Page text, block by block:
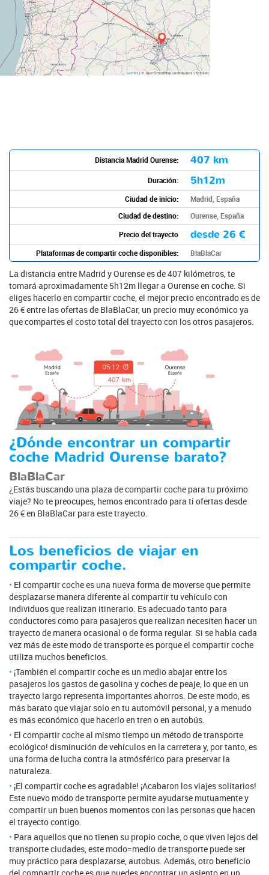
Distancia Madrid Ourense: 407 km
Duración: 5h12m
Ciudad de inicio:
Madrid, España
Ciudad de destino:
Ourense, España
Precio del trayecto
desde 26 €
Plataformas de compartir coche disponibles: BlaBlaCar
La distancia entre Madrid y Ourense es de 407 kilómetros, te
tomará aproximadamente 5h12m llegar a Ourense en coche. Si
eliges hacerlo en compartir coche, el mejor precio encontrado es de
26 € entre las ofertas de BlaBlaCar, un precio muy económico ya
que compartes el costo total del trayecto con los otros pasajeros.
¿Dónde encontrar un compartir
coche Madrid Ourense barato?
BlaBlaCar
¿Estás buscando una plaza de compartir coche para tu próximo
viaje? No te preocupes, hemos encontrado para ti ofertas desde
26 € en BlaBlaCar para este trayecto.
Los beneficios de viajar en
compartir coche.
El compartir coche es una nueva forma de moverse que permite
desplazarse manera diferente al compartir tu vehículo con
individuos que realizan itinerario. Es adecuado tanto para
conductores como para pasajeros que realizan necesiten hacer un
trayecto de manera ocasional o de forma regular. Si se habla cada
vez más de este modo de transporte es porque el compartir coche
utiliza muchos beneficios.
¡También el compartir coche es un medio abajar entre los
pasajeros los gastos de gasolina y coches de peaje, lo que en un
trayecto largo representa importantes ahorros. De este modo, es
más barato que viajar solo en tu automóvil personal, y a menudo
es más económico que hacerlo en tren o en autobús.
El compartir coche al mismo tiempo un método de transporte
ecológico! disminución de vehículos en la carretera y, por tanto, es
una forma de lucha contra la atmósférico para preservar la
naturaleza.
¡El compartir coche es agradable! ¡Acabaron los viajes solitarios!
Este nuevo modo de transporte permite ayudarse mutuamente y
compartir un buen buenos momentos con las personas que hacen
el trayecto contigo.
Para aquellos que no tienen su propio coche, o que viven lejos del
transporte ciudades, este modo=medio de transporte puede ser
muy práctico para desplazarse, autobus. Además, otro beneficio